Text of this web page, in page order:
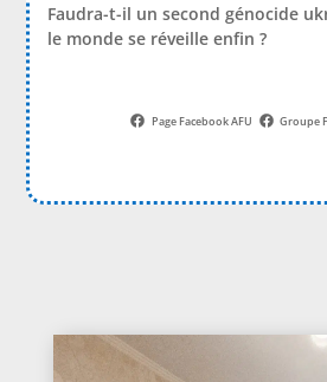
Faudra-t-il un second génocide
le monde se réveille enfin ?
Page Facebook AFU Groupe